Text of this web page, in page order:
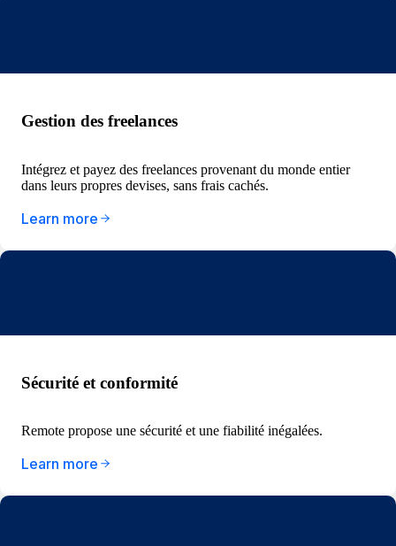
Gestion des freelances
Intégrez et payez des freelances provenant du monde entier
dans leurs propres devises, sans frais cachés.
Learn more
Sécurité et conformité
Remote propose une sécurité et une fiabilité inégalées.
Learn more